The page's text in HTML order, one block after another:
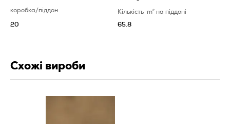
коробка/піддон
20
Кількістьm2 на піддоні
65.8
Схожі вироби